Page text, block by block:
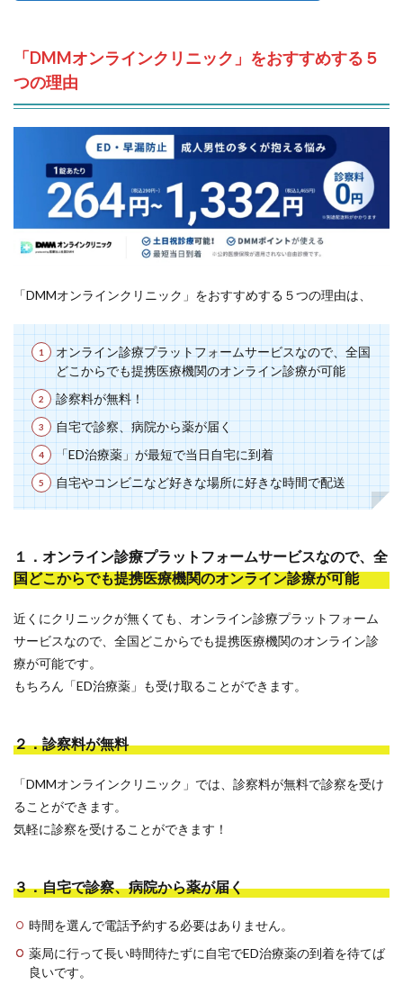
「DMMオンラインクリニック」をおすすめする５
つの理由
「DMMオンラインクリニック」をおすすめする５つの理由は、
オンライン診療プラットフォームサービスなので、全国
どこからでも提携医療機関のオンライン診療が可能
診察料が無料！
自宅で診察、病院から薬が届く
「ED治療薬」が最短で当日自宅に到着
自宅やコンビニなど好きな場所に好きな時間で配送
１．オンライン診療プラットフォームサービスなので、全
国どこからでも提携医療機関のオンライン診療が可能
近くにクリニックが無くても、オンライン診療プラットフォーム
サービスなので、全国どこからでも提携医療機関のオンライン診
療が可能です。
もちろん「ED治療薬」も受け取ることができます。
２．診察料が無料
「DMMオンラインクリニック」では、診察料が無料で診察を受け
ることができます。
気軽に診察を受けることができます！
３．自宅で診察、病院から薬が届く
時間を選んで電話予約する必要はありません。
薬局に行って長い時間待たずに自宅でED治療薬の到着を待てば
良いです。